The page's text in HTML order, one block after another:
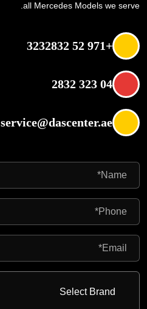
all Mercedes Models we serve.
+971 52 3232832
04 323 2832
service@dascenter.ae